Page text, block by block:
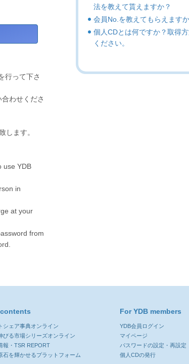
行って下さ
わせくださ
します。
use YDB
in
at your
from
法を教えて貰えますか？
会員No.を教えてもらえます
個人CDとは何ですか？取得
ください。
シェア事典オンライン
びる市場シリーズオンライン
報・TSR REPORT
石を輝かせるプラットフォーム
For YDB members
YDB会員ログイン
マイページ
パスワードの設定・再設定
個人CDの発行